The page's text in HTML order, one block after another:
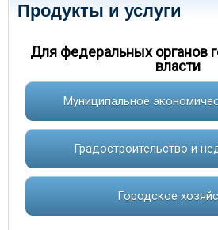
Продукты и услуги
Для федеральных органов
власти
Муниципальное
Градостроительство и
Городское